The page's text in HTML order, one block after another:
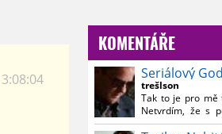
KOMENTÁŘE
trešlson
Tak to je pro mě
Netvrdím, že s
souznil, ale